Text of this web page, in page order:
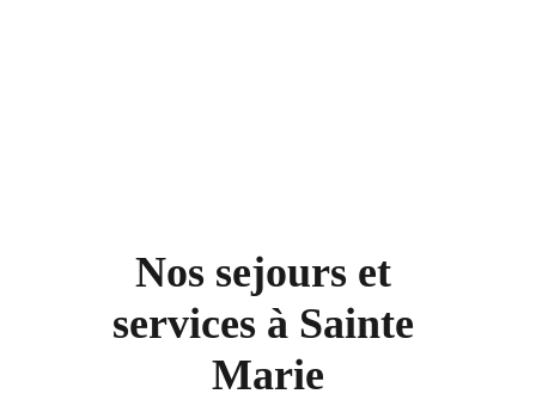
Nos sejours et
services à Sainte
Marie